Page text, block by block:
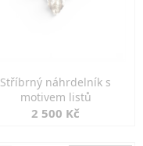
Stříbrný náhrdelník s
motivem listů
2 500 Kč